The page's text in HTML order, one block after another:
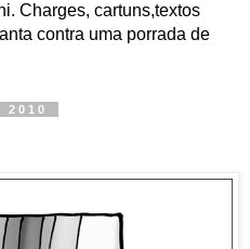
Charges, cartuns,textos
contra uma porrada de